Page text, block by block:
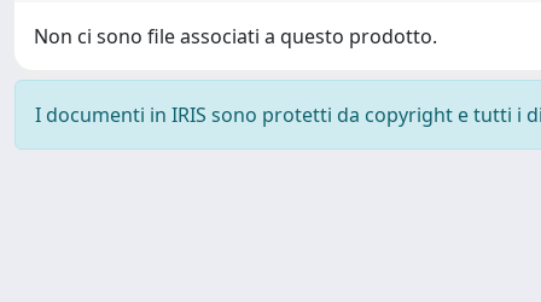
Non ci sono file associati a questo prodotto.
I documenti in IRIS sono protetti da copyright e tutti i